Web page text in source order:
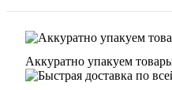
Аккуратно упакуем